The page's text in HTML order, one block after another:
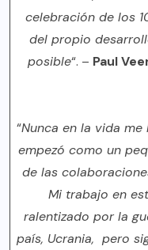
celebración de los
del propio
posible“. – Paul
“Nunca en la vida
empezó como un
de las
Mi trabajo en
ralentizado por la
país, Ucrania, pero